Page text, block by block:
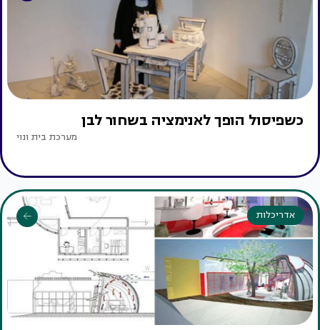
כשפיסול הופך לאנימציה בשחור לבן
מערכת בית ונוי
אדריכלות